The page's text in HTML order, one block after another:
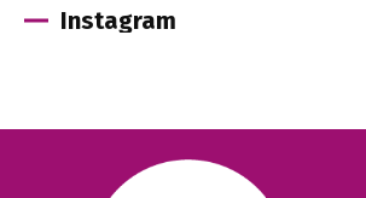
Instagram